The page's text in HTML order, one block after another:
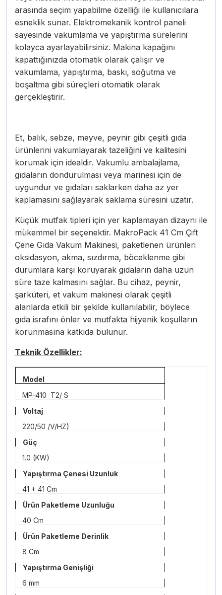
arasında seçim yapabilme özelliği ile kullanıcılara
esneklik sunar. Elektromekanik kontrol paneli
sayesinde vakumlama ve yapıştırma sürelerini
kolayca ayarlayabilirsiniz. Makina kapağını
kapattığınızda otomatik olarak çalışır ve
vakumlama, yapıştırma, baskı, soğutma ve
boşaltma gibi süreçleri otomatik olarak
gerçekleştirir.
Et, balık, sebze, meyve, peynir gibi çeşitli gıda
ürünlerini vakumlayarak tazeliğini ve kalitesini
korumak için idealdir. Vakumlu ambalajlama,
gıdaların dondurulması veya marinesi için de
uygundur ve gıdaları saklarken daha az yer
kaplamasını sağlayarak saklama süresini uzatır.
Küçük mutfak tipleri için yer kaplamayan dizaynı ile
mükemmel bir seçenektir. MakroPack 41 Cm Çift
Çene Gıda Vakum Makinesi, paketlenen ürünleri
oksidasyon, akma, sızdırma, böceklenme gibi
durumlara karşı koruyarak gıdaların daha uzun
süre taze kalmasını sağlar. Bu cihaz, peynir,
şarküteri, et vakum makinesi olarak çeşitli
alanlarda etkili bir şekilde kullanılabilir, böylece
gıda israfını önler ve mutfakta hijyenik koşulların
korunmasına katkıda bulunur.
Teknik Özellikler:
Model
MP-410 T2/ S
Voltaj
220/50 /V/HZ)
Güç
1.0 (KW)
Yapıştırma Çenesi Uzunluk
41 + 41 Cm
Ürün Paketleme Uzunluğu
40 Cm
Ürün Paketleme Derinlik
8 Cm
Yapıştırma Genişliği
6 mm